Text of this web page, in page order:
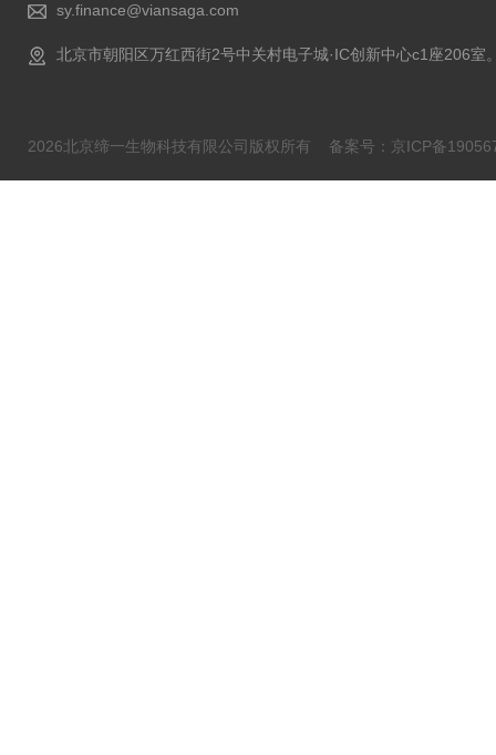
sy.finance@viansaga.com
北京市朝阳区万红西街2号中关村电子城·IC创新中心c1座206室
2026北京缔一生物科技有限公司版权所有 备案号：京ICP备